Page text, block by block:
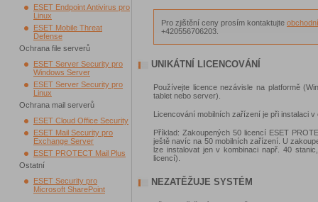
ESET Endpoint Antivirus pro
Linux
ESET Mobile Threat
Defense
Ochrana file serverů
ESET Server Security pro
Windows Server
ESET Server Security pro
Linux
Ochrana mail serverů
ESET Cloud Office Security
ESET Mail Security pro
Exchange Server
ESET PROTECT Mail Plus
Ostatní
ESET Security pro
Microsoft SharePoint
Pro zjištění ceny prosím kontaktujte
+420556706203.
UNIKÁTNÍ LICENCOVÁNÍ
Používejte licence nezávisle na platformě
tablet nebo server).
Licencování mobilních zařízení je při instalaci v
Příklad: Zakoupených 50 licencí ESET
ještě navíc na 50 mobilních zařízení. U
lze instalovat jen v kombinaci např. 40
licencí).
NEZATĚŽUJE SYSTÉM